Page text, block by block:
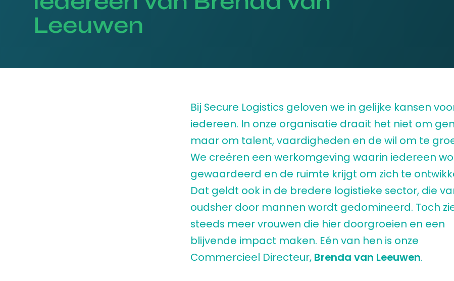
Leeuwen
Bij Secure Logistics geloven we in gelijke kansen
iedereen. In onze organisatie draait het niet om
maar om talent, vaardigheden en de wil om te
We creëren een werkomgeving waarin iedereen
gewaardeerd en de ruimte krijgt om zich te
Dat geldt ook in de bredere logistieke sector, die
oudsher door mannen wordt gedomineerd. Toch
steeds meer vrouwen die hier doorgroeien en een
blijvende impact maken. Eén van hen is onze
Commercieel Directeur, Brenda van Leeuwen.